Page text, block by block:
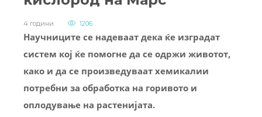
4 години 1206
Научниците се надеваат дека ќе изградат
систем кој ќе помогне да се одржи животот,
како и да се произведуваат хемикалии
потребни за обработка на горивото и
оплодување на растенијата.